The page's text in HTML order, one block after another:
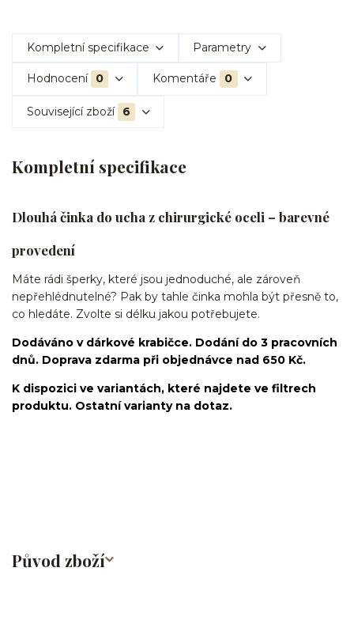
Kompletní specifikace Parametry
Hodnocení 0 Komentáře 0
Související zboží 6
Kompletní specifikace
Dlouhá činka do ucha z chirurgické oceli – barevné
provedení
Máte rádi šperky, které jsou jednoduché, ale zároveň
nepřehlédnutelné? Pak by tahle činka mohla být přesně to,
co hledáte. Zvolte si délku jakou potřebujete.
Dodáváno v dárkové krabičce. Dodání do 3 pracovních
dnů. Doprava zdarma při objednávce nad 650 Kč.
K dispozici ve variantách, které najdete ve filtrech
produktu. Ostatní varianty na dotaz.
Původ zboží